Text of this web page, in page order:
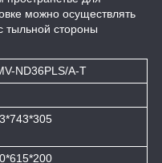
можно осуществлять
тыльной стороны
ND36PLS/A-T